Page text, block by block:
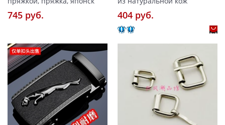
745 pуб. 404 pуб.